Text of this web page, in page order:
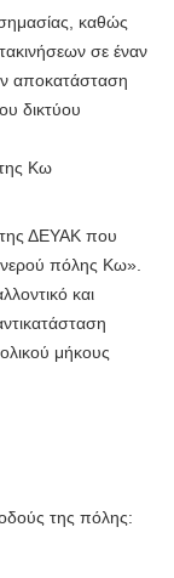
σημασίας, καθώς
σε έναν
αποκατάσταση
δικτύου
Κω
της ΔΕΥΑΚ που
νερού πόλης Κω».
και
μήκους
οδούς της πόλης: